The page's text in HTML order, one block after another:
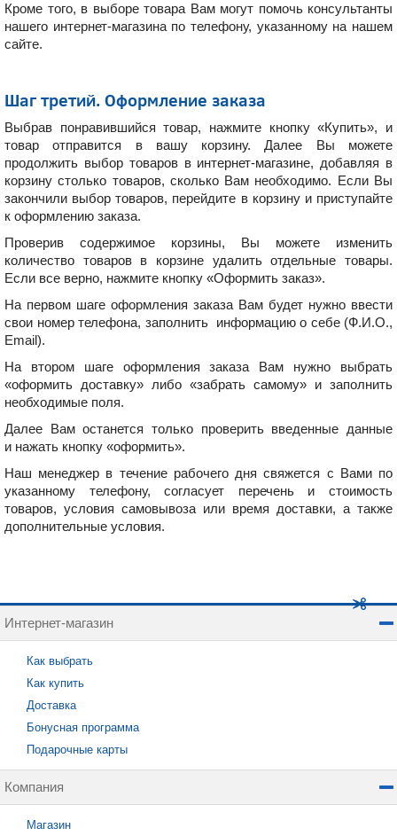
Кроме того, в выборе товара Вам могут помочь консультанты
нашего интернет-магазинапо телефону, указанному на нашем
сайте.
Шаг третий. Оформление заказа
Выбрав понравившийся товар, нажмите кнопку «Купить», и
товар отправится в вашу корзину. Далее Вы можете
продолжить выбор товаров в интернет-магазине, добавляя в
корзину столько товаров, сколько Вам необходимо. Если Вы
закончили выбор товаров, перейдите в корзину и приступайте
к оформлению заказа.
Проверив содержимое корзины, Вы можете изменить
количество товаров в корзине удалить отдельные товары.
Если все верно, нажмите кнопку «Оформить заказ».
На первом шаге оформления заказа Вам будет нужно ввести
свои номер телефона, заполнить информацию о себе (Ф.И.О.,
Email).
На втором шаге оформления заказа Вам нужно выбрать
«оформить доставку» либо «забрать самому» и заполнить
необходимые поля.
Далее Вам останется только проверить введенные данные
и нажать кнопку «оформить».
Наш менеджер в течение рабочего дня свяжется с Вами по
указанному телефону, согласует перечень и стоимость
товаров, условия самовывоза или время доставки, а также
дополнительные условия.
Интернет-магазин
Как выбрать
Как купить
Доставка
Бонусная программа
Подарочные карты
Компания
Магазин